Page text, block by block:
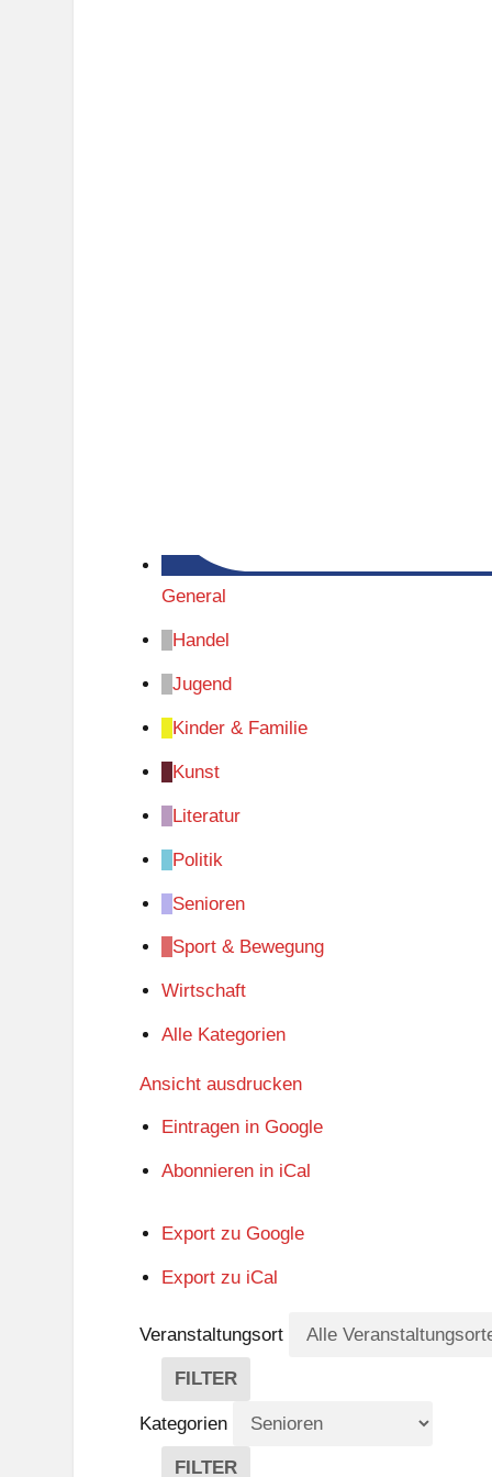
General
Handel
Jugend
Kinder & Familie
Kunst
Literatur
Politik
Senioren
Sport & Bewegung
Wirtschaft
Alle Kategorien
Ansicht ausdrucken
Eintragen in Google
Abonnieren in iCal
Export zu Google
Export zu iCal
Veranstaltungsort
FILTER
V
E
R
A
Kategorien
FILTER